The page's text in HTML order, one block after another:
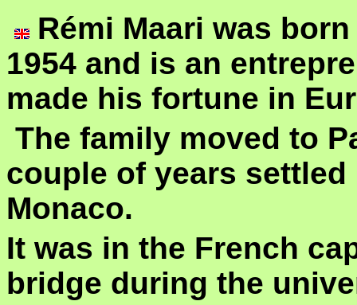
Rémi Maari was
1954 and is an
made his fortune in
The family moved to
couple of years
Monaco.
It was in the French
bridge during the